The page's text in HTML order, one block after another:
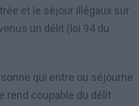
et le séjour illégaux sur
un délit (loi 94 du
qui entre ou séjourne
rend coupable du délit